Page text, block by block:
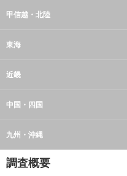
甲信越・北陸
東海
近畿
中国・四国
九州・沖縄
調査概要